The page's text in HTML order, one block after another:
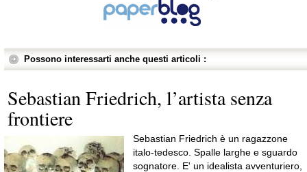
Possono interessarti anche questi articoli :
Sebastian Friedrich, l’artista senza
frontiere
Sebastian Friedrich è un ragazzone
italo-tedesco. Spalle larghe e sguardo
sognatore. E' un idealista avventuriero,